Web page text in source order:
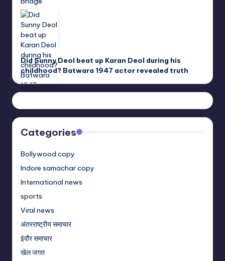
Did Sunny Deol beat up Karan Deol during his
childhood? Batwara 1947 actor revealed truth
Categories
Bollywood copy
Indore samachar copy
International news
sports
Viral news
अंतरराष्ट्रीय समाचार
इंदौर समाचार
खेल जगत